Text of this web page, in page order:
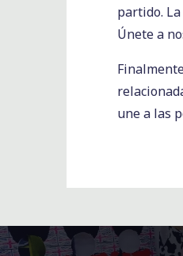
partido.
Únete a
une a las